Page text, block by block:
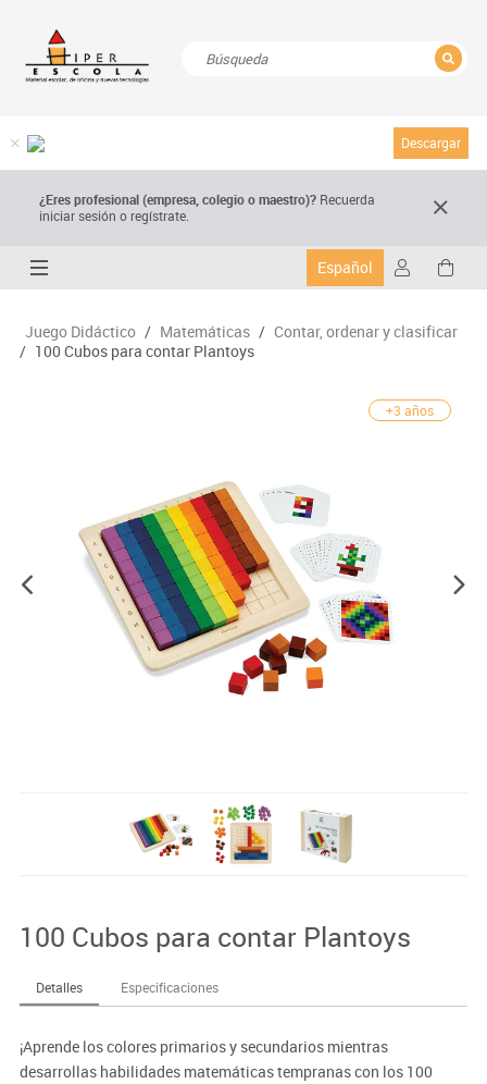
Descargar
¿Eres profesional (empresa, colegio o maestro)? Recuerda
iniciar sesión o regístrate.
Español
Juego Didáctico / Matemáticas / Contar, ordenar y clasificar
/ 100 Cubos para contar Plantoys
+3 años
100 Cubos para contar Plantoys
Detalles Especificaciones
¡Aprende los colores primarios y secundarios mientras
desarrollas habilidades matemáticas tempranas con los 100